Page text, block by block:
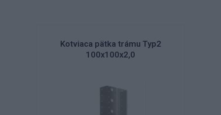
Kotviaca pätka trámu Typ2
100x100x2,0